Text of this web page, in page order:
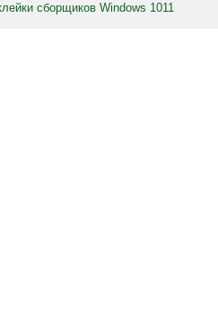
сборщиков Windows 1011